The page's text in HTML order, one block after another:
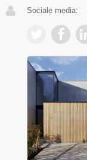
Sociale media: